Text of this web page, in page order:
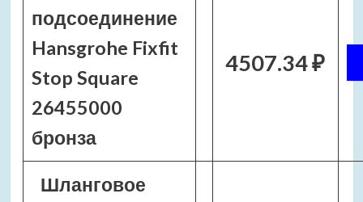
подсоединение
Hansgrohe Fixfit
Stop Square
26455000
бронза
4507.34 ₽
Шланговое